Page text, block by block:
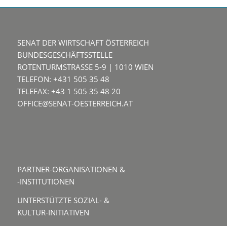
SENAT DER WIRTSCHAFT ÖSTERREICH
BUNDESGESCHÄFTSSTELLE
ROTENTURMSTRASSE 5-9 | 1010 WIEN
TELEFON: +431 505 35 48
TELEFAX: +43 1 505 35 48 20
OFFICE@SENAT-OESTERREICH.AT
PARTNER-ORGANISATIONEN &
-INSTITUTIONEN
UNTERSTÜTZTE SOZIAL- &
KULTUR-INITIATIVEN